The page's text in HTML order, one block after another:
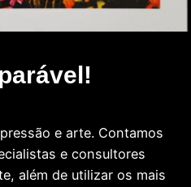
e arte. Contamos
e consultores
além de utilizar os mais